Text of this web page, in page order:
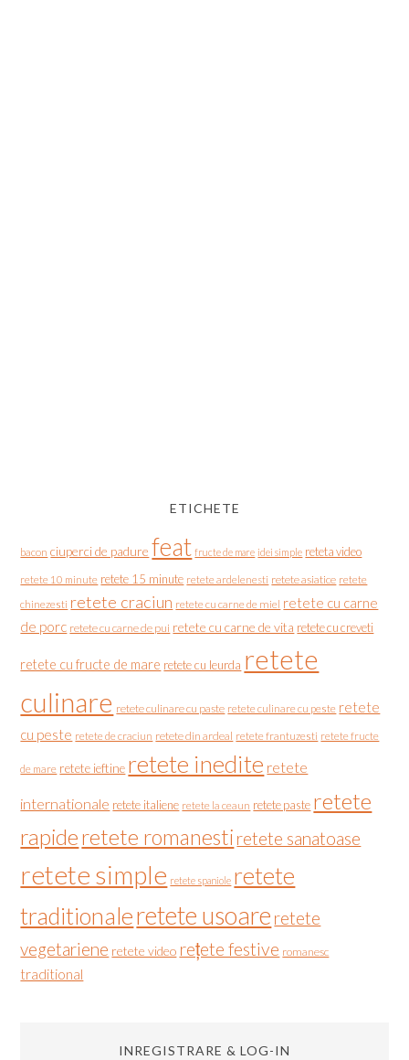
ETICHETE
bacon ciuperci de padure feat fructe de mare idei simple reteta video
retete 10 minute retete 15 minute retete ardelenesti retete asiatice retete
chinezesti retete craciun retete cu carne de miel retete cu carne
de porc retete cu carne de pui retete cu carne de vita retete cu creveti
retete cu fructe de mare retete cu leurda retete
culinare retete culinare cu paste retete culinare cu peste retete
cu peste retete de craciun retete din ardeal retete frantuzesti retete fructe
de mare retete ieftine retete inedite retete
internationale retete italiene retete la ceaun retete paste retete
rapideretete romanesti retete sanatoase
retete simple retete spaniole retete
traditionaleretete usoare retete
vegetariene retete video rețete festive romanesc
traditional
INREGISTRARE & LOG-IN